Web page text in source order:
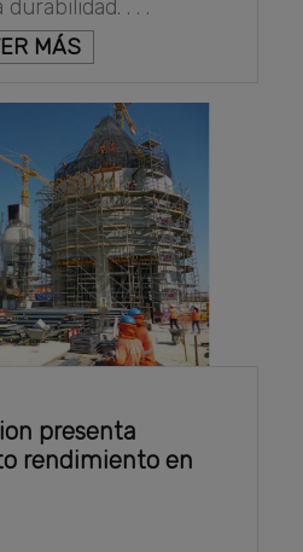
. . .
MÁS
presenta
rendimiento en